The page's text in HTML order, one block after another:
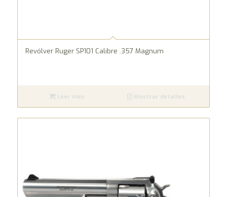
Revólver Ruger SP101 Calibre .357 Magnum
Leer más Mostrar detalles